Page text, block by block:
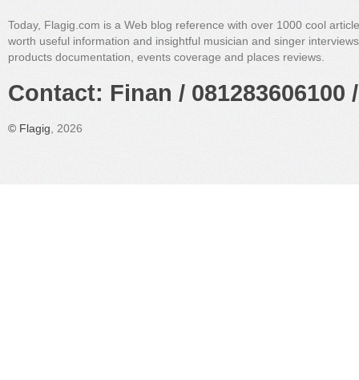
Today, Flagig.com is a Web blog reference with over 1000 cool
worth useful information and insightful musician and singer
products documentation, events coverage and places reviews.
Contact: Finan /
© Flagig , 2026